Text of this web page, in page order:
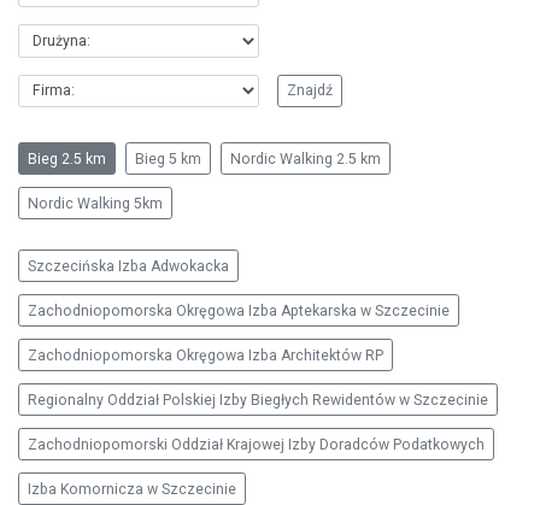
Bieg 2.5 km Bieg 5 km Nordic Walking 2.5 km
Nordic Walking 5km
Szczecińska Izba Adwokacka
Zachodniopomorska Okręgowa Izba Aptekarska w Szczecinie
Zachodniopomorska Okręgowa Izba Architektów RP
Regionalny Oddział Polskiej Izby Biegłych Rewidentów w Szczecinie
Zachodniopomorski Oddział Krajowej Izby Doradców Podatkowych
Izba Komornicza w Szczecinie